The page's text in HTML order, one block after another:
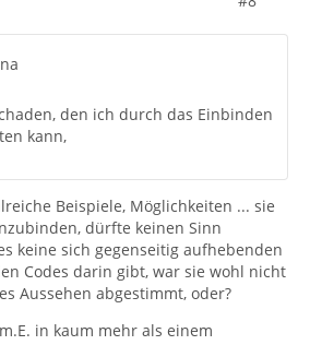
den ich durch das Einbinden
kann,
Beispiele, Möglichkeiten ... sie
dürfte keinen Sinn
keine sich gegenseitig aufhebenden
Codes darin gibt, war sie wohl nicht
Aussehen abgestimmt, oder?
in kaum mehr als einem